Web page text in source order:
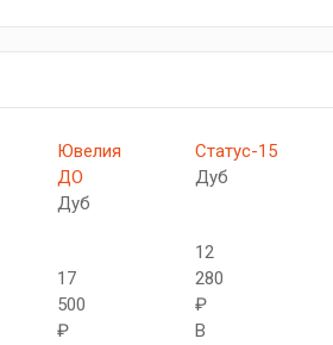
Ювелия
ДО
Дуб
17
500
₽
Статус-15
Дуб
12
280
₽
В